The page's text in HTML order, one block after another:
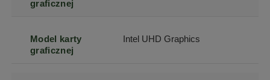
graficznej
Model karty
graficznej
Intel UHD Graphics